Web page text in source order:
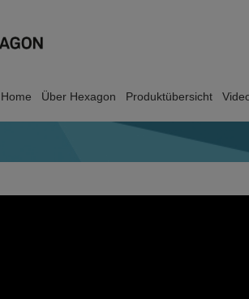
Home Über Hexagon Produktübersicht